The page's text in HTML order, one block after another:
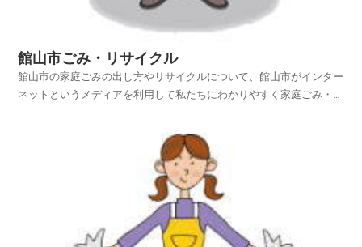
館山市ごみ・リサイクル
館山市の家庭ごみの出し方やリサイクルについて、館山市がインター
ネットというメディアを利用して私たちにわかりやすく家庭ごみ・リ
クルについて紹介しておりますので、ご活用いただければ...